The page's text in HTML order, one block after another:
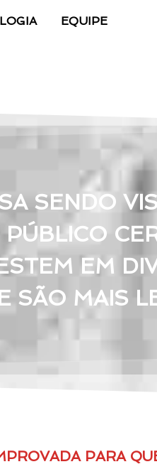
EQUIPE
SENDO
EM
SÃO MAIS
PARA